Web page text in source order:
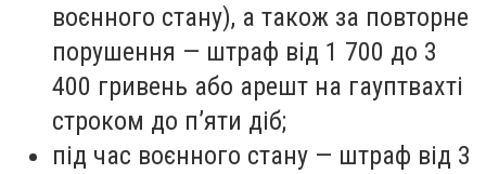
воєнного стану), а також за повторне
порушення — штраф від 1 700 до 3
400 гривень або арешт на гауптвахті
строком до п’яти діб;
під час воєнного стану — штраф від 3